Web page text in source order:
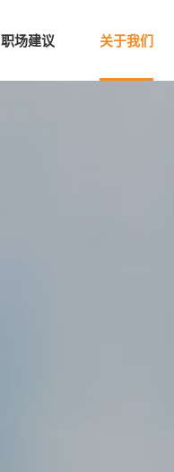
职场建议 关于我们